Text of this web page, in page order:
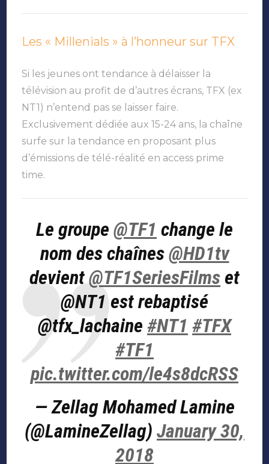
Les « Millenials » à l’honneur sur TFX
Si les jeunes ont tendance à délaisser la
télévision au profit de d’autres écrans, TFX (ex
NT1) n’entend pas se laisser faire.
Exclusivement dédiée aux 15-24 ans, la chaîne
surfe sur la tendance en proposant plus
d’émissions de télé-réalité en access prime
time.
Le groupe @TF1 change le
nom des chaînes@HD1tv
devient@TF1SeriesFilmset
@NT1 est rebaptisé
@tfx_lachaine #NT1 #TFX
#TF1
pic.twitter.com/le4s8dcRSS
— Zellag Mohamed Lamine
(@LamineZellag) January 30,
2018